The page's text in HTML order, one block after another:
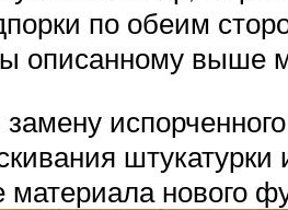
по обеим
описанному выше
материала нового